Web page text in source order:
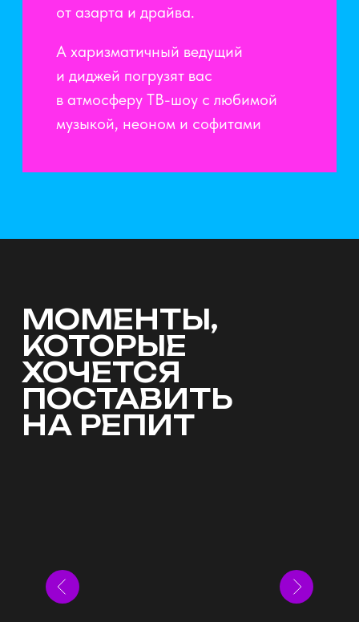
ХИТОМАНИИ
ЗА 90 СЕКУНД
ВЫЗДНЫХ ИГР